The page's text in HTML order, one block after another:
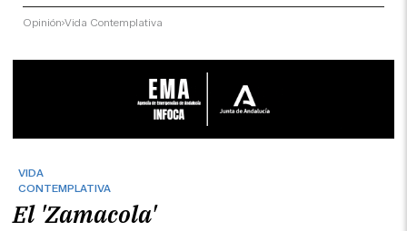
Opinión Vida Contemplativa
VIDA
CONTEMPLATIVA
El 'Zamacola'